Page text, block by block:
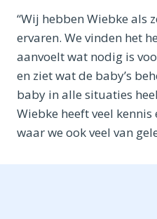
“Wij hebben Wiebke als
ervaren. We vinden het
aanvoelt wat nodig is
en ziet wat de baby’s
baby in alle situaties
Wiebke heeft veel
waar we ook veel van